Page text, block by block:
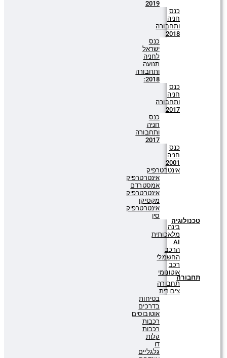
2019
כנס
חניה
ותחבורה
2018
כנס
ישראל
לחניה
תנועה
ותחבורה
2018:
כנס
חניה
ותחבורה
2017
כנס
חניה
ותחבורה
2017
כנס
חניה
2001
אינטרטרפיק
אינטרטרפיק
אמסטרדם
אינטרטרפיק
מקסיקו
אינטרטרפיק
סין
טכנולוגיה
בינה
מלאכותית
AI
הרכב
החשמלי
רכב
אוטונומי
תחבורה
תחבורה
ציבורית
בטיחות
בדרכים
אוטובוסים
רכבות
רכבות
קלות
דו
גלגליים